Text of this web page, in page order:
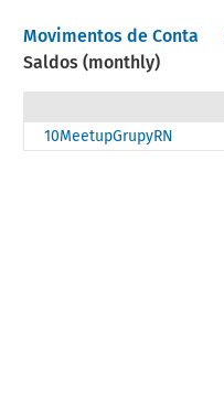
Movimentos de Conta
Saldos (monthly)
10MeetupGrupyRN